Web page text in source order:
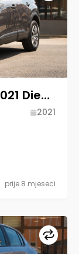
Peugeot 2008 1.5 BlueHDI 2021 Diesel
2021
prije 8 mjeseci